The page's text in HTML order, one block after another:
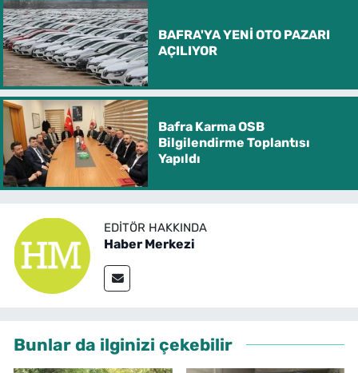
BAFRA'YA YENİ OTO PAZARI
AÇILIYOR
Bafra Karma OSB
Bilgilendirme Toplantısı
Yapıldı
EDITÖR HAKKINDA
Haber Merkezi
Bunlar da ilginizi çekebilir